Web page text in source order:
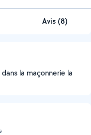
Avis (8)
la maçonnerie la